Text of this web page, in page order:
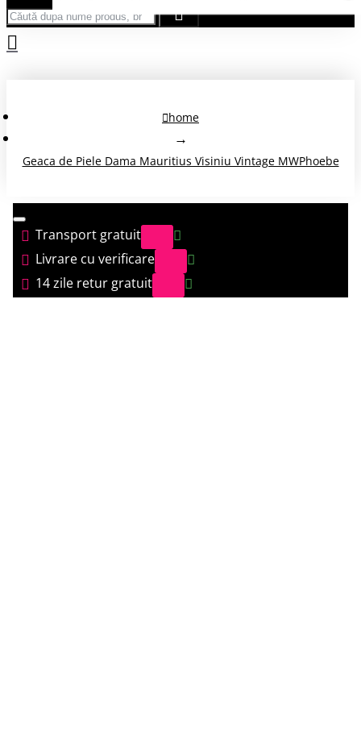
home
Geaca de Piele Dama Mauritius Visiniu Vintage MWPhoebe
Transport gratuit
Livrare cu verificare
14 zile retur gratuit